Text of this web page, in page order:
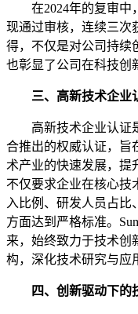
在2024年的复审中，
现通过审核，连续三次
得，不仅是对公司持续
也彰显了公司在科技创
三、高新技术企业
高新技术企业认证是
合推出的权威认证，旨
术产业的快速发展，提
不仅要求企业在核心技
入比例、研发人员占比
方面达到严格标准。
来，始终致力于技术创
构，深化技术研究与应
四、创新驱动下的